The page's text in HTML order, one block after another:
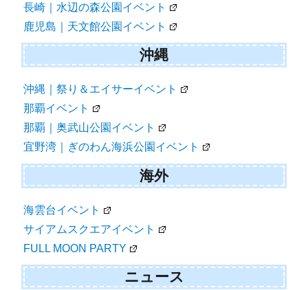
長崎｜水辺の森公園イベント
鹿児島｜天文館公園イベント
沖縄
沖縄｜祭り＆エイサーイベント
那覇イベント
那覇｜奥武山公園イベント
宜野湾｜ぎのわん海浜公園イベント
海外
海雲台イベント
サイアムスクエアイベント
FULL MOON PARTY
ニュース